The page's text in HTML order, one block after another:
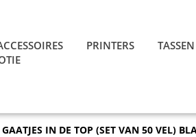
PRINTERS
TASSEN
IN DE TOP (SET VAN 50 VEL)